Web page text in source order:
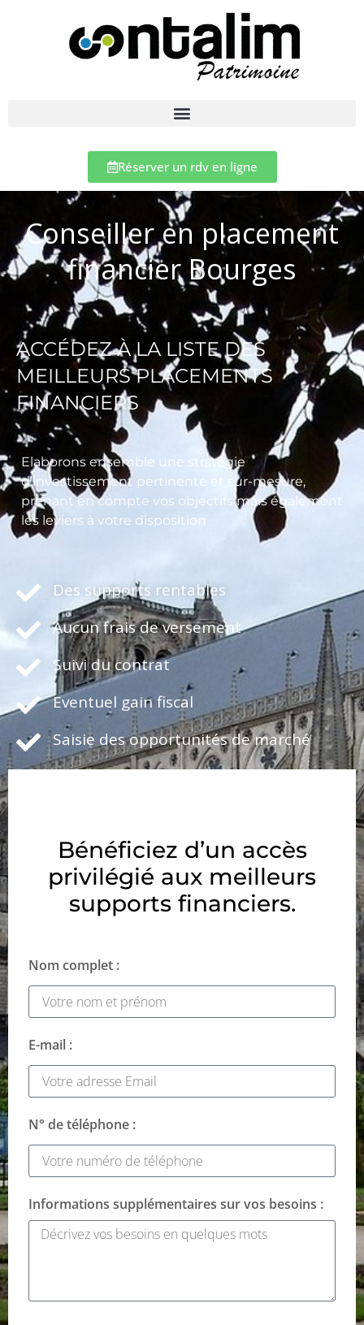
Réserver un rdv en ligne
Conseiller en placement
financier Bourges
ACCÉDEZ À LA LISTE DES
MEILLEURS PLACEMENTS
FINANCIERS
Elaborons ensemble une stratégie
d’investissement pertinente et sur-mesure,
prenant en compte vos objectifs mais également
les leviers à votre disposition
Des supports rentables
Aucun frais de versement
Suivi du contrat
Eventuel gain fiscal
Saisie des opportunités de marché
Bénéficiez d’un accès
privilégié aux meilleurs
supports financiers.
Nom complet :
E-mail :
N° de téléphone :
Informations supplémentaires sur vos besoins :